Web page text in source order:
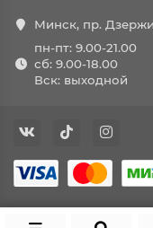
Минск, пр.
пн-пт: 9.00-21.00
сб: 9.00-18.00
Вск: выходной